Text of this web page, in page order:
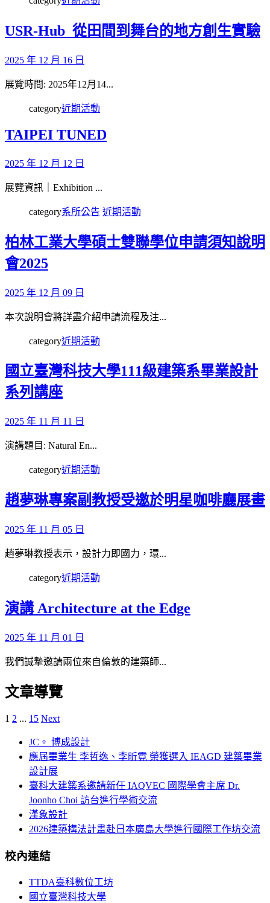
USR-Hub_從田間到舞台的地方創生實驗
2025 年 12 月 16 日
展覽時間: 2025年12月14...
category近期活動
TAIPEI TUNED
2025 年 12 月 12 日
展覽資訊｜Exhibition ...
category系所公告 近期活動
柏林工業大學碩士雙聯學位申請須知說明
會2025
2025 年 12 月 09 日
本次說明會將詳盡介紹申請流程及注...
category近期活動
國立臺灣科技大學111級建築系畢業設計
系列講座
2025 年 11 月 11 日
演講題目: Natural En...
category近期活動
趙夢琳專案副教授受邀於明星咖啡廳展畫
2025 年 11 月 05 日
趙夢琳教授表示，設計力即國力，環...
category近期活動
演講 Architecture at the Edge
2025 年 11 月 01 日
我們誠摯邀請兩位來自倫敦的建築師...
文章導覽
1 2 ... 15 Next
JC。 博成設計
應屆畢業生 李哲逸、李昕霓 榮獲選入 IEAGD 建築畢業
設計展
臺科大建築系邀請新任 IAQVEC 國際學會主席 Dr.
Joonho Choi 訪台進行學術交流
漢象設計
2026建築構法計畫赴日本廣島大學進行國際工作坊交流
校內連結
TTDA臺科數位工坊
國立臺灣科技大學